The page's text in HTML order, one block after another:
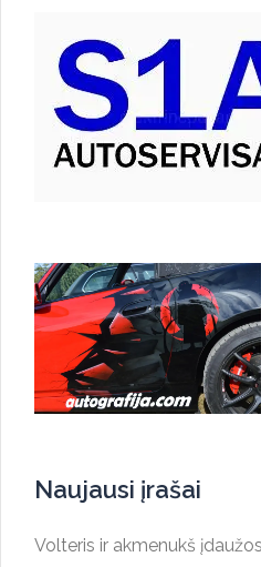
Naujausi įrašai
Volteris ir akmenukš įdaužos